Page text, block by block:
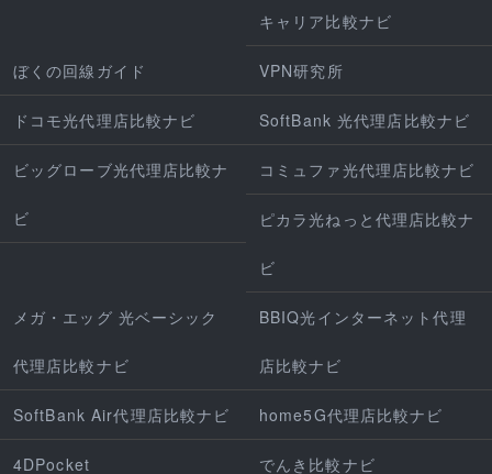
キャリア比較ナビ
ぼくの回線ガイド VPN研究所
ドコモ光代理店比較ナビ SoftBank 光代理店比較ナビ
ビッグローブ光代理店比較ナ
ビ
コミュファ光代理店比較ナビ
ピカラ光ねっと代理店比較ナ
ビ
メガ・エッグ 光ベーシック
代理店比較ナビ
BBIQ光インターネット代理
店比較ナビ
SoftBank Air代理店比較ナビ home5G代理店比較ナビ
4DPocket でんき比較ナビ